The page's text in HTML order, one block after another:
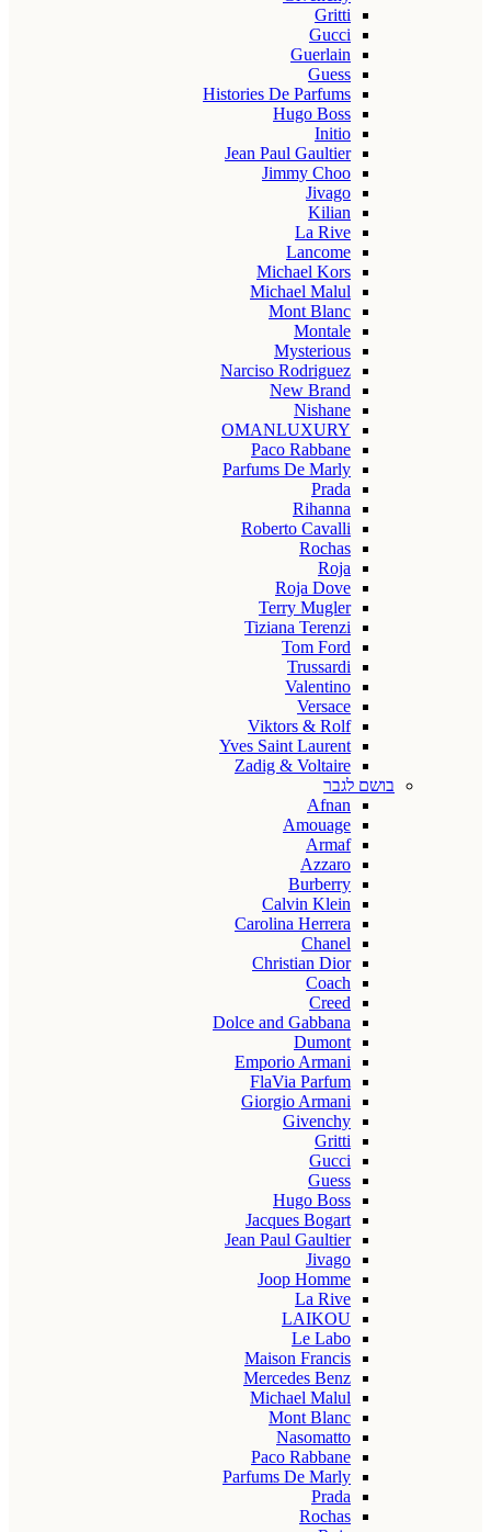
Gritti
Gucci
Guerlain
Guess
Histories De Parfums
Hugo Boss
Initio
Jean Paul Gaultier
Jimmy Choo
Jivago
Kilian
La Rive
Lancome
Michael Kors
Michael Malul
Mont Blanc
Montale
Mysterious
Narciso Rodriguez
New Brand
Nishane
OMANLUXURY
Paco Rabbane
Parfums De Marly
Prada
Rihanna
Roberto Cavalli
Rochas
Roja
Roja Dove
Terry Mugler
Tiziana Terenzi
Tom Ford
Trussardi
Valentino
Versace
Viktors & Rolf
Yves Saint Laurent
Zadig & Voltaire
בושם לגבר
Afnan
Amouage
Armaf
Azzaro
Burberry
Calvin Klein
Carolina Herrera
Chanel
Christian Dior
Coach
Creed
Dolce and Gabbana
Dumont
Emporio Armani
FlaVia Parfum
Giorgio Armani
Givenchy
Gritti
Gucci
Guess
Hugo Boss
Jacques Bogart
Jean Paul Gaultier
Jivago
Joop Homme
La Rive
LAIKOU
Le Labo
Maison Francis
Mercedes Benz
Michael Malul
Mont Blanc
Nasomatto
Paco Rabbane
Parfums De Marly
Prada
Rochas